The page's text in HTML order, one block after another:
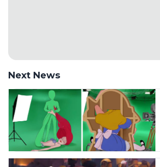
Next News